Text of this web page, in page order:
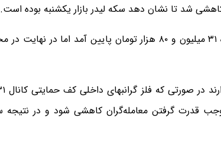
شد تا نشان دهد سکه لیدر بازار یکشنبه بوده است.